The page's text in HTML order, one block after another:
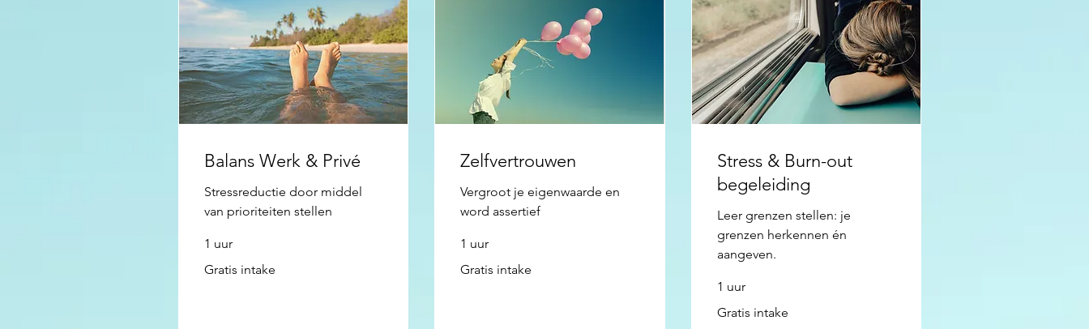
Balans Werk & Privé
Stressreductie door middel
van prioriteiten stellen
1 uur
intake
Gratis intake
Zelfvertrouwen
Vergroot je eigenwaarde en
word assertief
1 uur
intake
Gratis intake
Stress & Burn-out
begeleiding
Leer grenzen stellen: je
grenzen herkennen én
aangeven.
1 uur
intake
Gratis intake